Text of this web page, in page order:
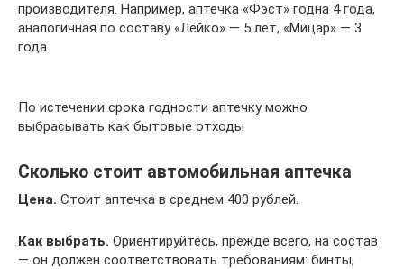
производителя. Например, аптечка «Фэст» годна 4 года,
аналогичная по составу «Лейко» — 5 лет, «Мицар» — 3
года.
По истечении срока годности аптечку можно
выбрасывать как бытовые отходы
Сколько стоит автомобильная аптечка
Цена. Стоит аптечка в среднем 400 рублей.
Как выбрать. Ориентируйтесь, прежде всего, на состав
— он должен соответствовать требованиям: бинты,